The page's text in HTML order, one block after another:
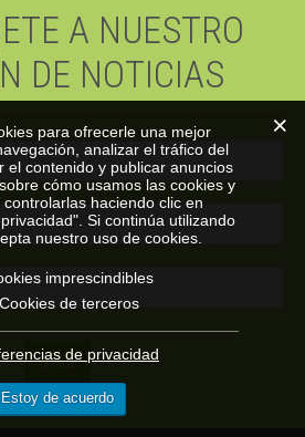
A NUESTRO
DE NOTICIAS
para ofrecerle una mejor
analizar el tráfico del
el contenido y publicar anuncios
cómo usamos las cookies y
haciendo clic en
Si continúa utilizando
nuestro uso de cookies.
imprescindibles
Cookies de terceros
de privacidad
Estoy de acuerdo